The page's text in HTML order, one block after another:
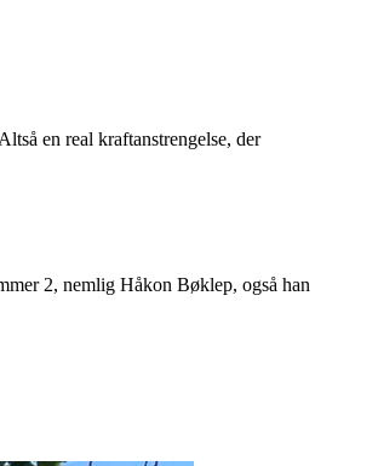
en real kraftanstrengelse, der
2, nemlig Håkon Bøklep, også han